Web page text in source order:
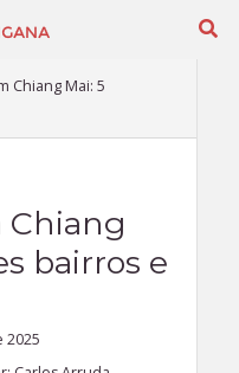
Chiang Mai: 5
Chiang
bairros e
2025